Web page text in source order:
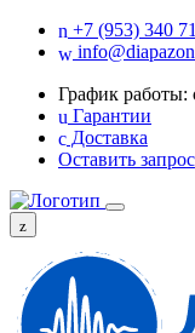
+7 (953) 340
График работы:
Гарантии
Доставка
Оставить запрос